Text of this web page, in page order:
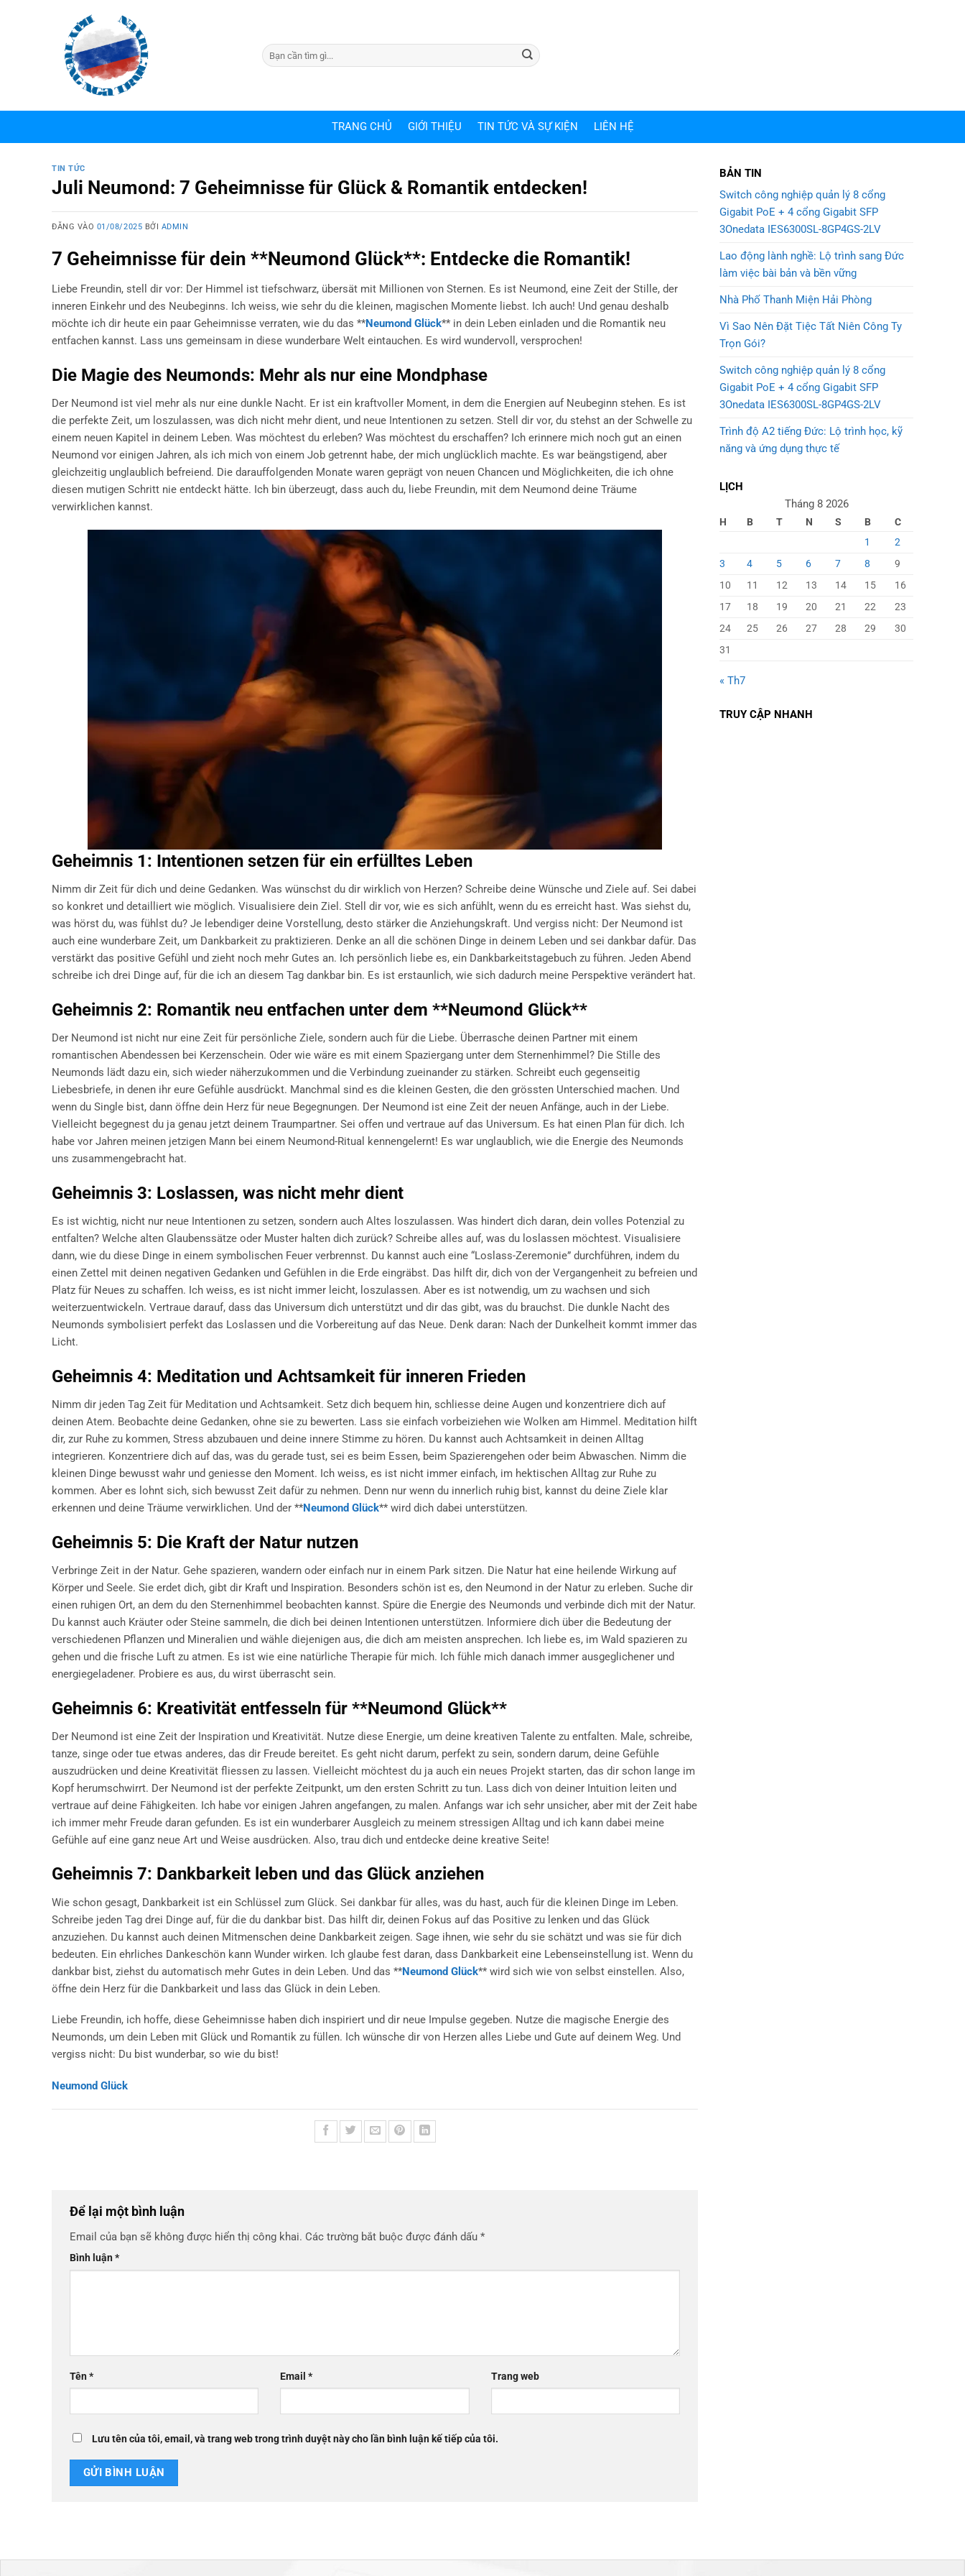
TRANG CHỦ GIỚI THIỆU TIN TỨC VÀ SỰ KIỆN LIÊN HỆ
TIN TỨC
Juli Neumond: 7 Geheimnisse für Glück & Romantik entdecken!
ĐĂNG VÀO 01/08/2025 BỞI ADMIN
7 Geheimnisse für dein **Neumond Glück**: Entdecke die Romantik!
Liebe Freundin, stell dir vor: Der Himmel ist tiefschwarz, übersät mit Millionen von Sternen. Es ist Neumond, eine Zeit der Stille, der
inneren Einkehr und des Neubeginns. Ich weiss, wie sehr du die kleinen, magischen Momente liebst. Ich auch! Und genau deshalb
möchte ich dir heute ein paar Geheimnisse verraten, wie du das **Neumond Glück** in dein Leben einladen und die Romantik neu
entfachen kannst. Lass uns gemeinsam in diese wunderbare Welt eintauchen. Es wird wundervoll, versprochen!
Die Magie des Neumonds: Mehr als nur eine Mondphase
Der Neumond ist viel mehr als nur eine dunkle Nacht. Er ist ein kraftvoller Moment, in dem die Energien auf Neubeginn stehen. Es ist
die perfekte Zeit, um loszulassen, was dich nicht mehr dient, und neue Intentionen zu setzen. Stell dir vor, du stehst an der Schwelle zu
einem neuen Kapitel in deinem Leben. Was möchtest du erleben? Was möchtest du erschaffen? Ich erinnere mich noch gut an einen
Neumond vor einigen Jahren, als ich mich von einem Job getrennt habe, der mich unglücklich machte. Es war beängstigend, aber
gleichzeitig unglaublich befreiend. Die darauffolgenden Monate waren geprägt von neuen Chancen und Möglichkeiten, die ich ohne
diesen mutigen Schritt nie entdeckt hätte. Ich bin überzeugt, dass auch du, liebe Freundin, mit dem Neumond deine Träume
verwirklichen kannst.
Geheimnis 1: Intentionen setzen für ein erfülltes Leben
Nimm dir Zeit für dich und deine Gedanken. Was wünschst du dir wirklich von Herzen? Schreibe deine Wünsche und Ziele auf. Sei dabei
so konkret und detailliert wie möglich. Visualisiere dein Ziel. Stell dir vor, wie es sich anfühlt, wenn du es erreicht hast. Was siehst du,
was hörst du, was fühlst du? Je lebendiger deine Vorstellung, desto stärker die Anziehungskraft. Und vergiss nicht: Der Neumond ist
auch eine wunderbare Zeit, um Dankbarkeit zu praktizieren. Denke an all die schönen Dinge in deinem Leben und sei dankbar dafür. Das
verstärkt das positive Gefühl und zieht noch mehr Gutes an. Ich persönlich liebe es, ein Dankbarkeitstagebuch zu führen. Jeden Abend
schreibe ich drei Dinge auf, für die ich an diesem Tag dankbar bin. Es ist erstaunlich, wie sich dadurch meine Perspektive verändert hat.
Geheimnis 2: Romantik neu entfachen unter dem **Neumond Glück**
Der Neumond ist nicht nur eine Zeit für persönliche Ziele, sondern auch für die Liebe. Überrasche deinen Partner mit einem
romantischen Abendessen bei Kerzenschein. Oder wie wäre es mit einem Spaziergang unter dem Sternenhimmel? Die Stille des
Neumonds lädt dazu ein, sich wieder näherzukommen und die Verbindung zueinander zu stärken. Schreibt euch gegenseitig
Liebesbriefe, in denen ihr eure Gefühle ausdrückt. Manchmal sind es die kleinen Gesten, die den grössten Unterschied machen. Und
wenn du Single bist, dann öffne dein Herz für neue Begegnungen. Der Neumond ist eine Zeit der neuen Anfänge, auch in der Liebe.
Vielleicht begegnest du ja genau jetzt deinem Traumpartner. Sei offen und vertraue auf das Universum. Es hat einen Plan für dich. Ich
habe vor Jahren meinen jetzigen Mann bei einem Neumond-Ritual kennengelernt! Es war unglaublich, wie die Energie des Neumonds
uns zusammengebracht hat.
Geheimnis 3: Loslassen, was nicht mehr dient
Es ist wichtig, nicht nur neue Intentionen zu setzen, sondern auch Altes loszulassen. Was hindert dich daran, dein volles Potenzial zu
entfalten? Welche alten Glaubenssätze oder Muster halten dich zurück? Schreibe alles auf, was du loslassen möchtest. Visualisiere
dann, wie du diese Dinge in einem symbolischen Feuer verbrennst. Du kannst auch eine “Loslass-Zeremonie” durchführen, indem du
einen Zettel mit deinen negativen Gedanken und Gefühlen in die Erde eingräbst. Das hilft dir, dich von der Vergangenheit zu befreien und
Platz für Neues zu schaffen. Ich weiss, es ist nicht immer leicht, loszulassen. Aber es ist notwendig, um zu wachsen und sich
weiterzuentwickeln. Vertraue darauf, dass das Universum dich unterstützt und dir das gibt, was du brauchst. Die dunkle Nacht des
Neumonds symbolisiert perfekt das Loslassen und die Vorbereitung auf das Neue. Denk daran: Nach der Dunkelheit kommt immer das
Licht.
Geheimnis 4: Meditation und Achtsamkeit für inneren Frieden
Nimm dir jeden Tag Zeit für Meditation und Achtsamkeit. Setz dich bequem hin, schliesse deine Augen und konzentriere dich auf
deinen Atem. Beobachte deine Gedanken, ohne sie zu bewerten. Lass sie einfach vorbeiziehen wie Wolken am Himmel. Meditation hilft
dir, zur Ruhe zu kommen, Stress abzubauen und deine innere Stimme zu hören. Du kannst auch Achtsamkeit in deinen Alltag
integrieren. Konzentriere dich auf das, was du gerade tust, sei es beim Essen, beim Spazierengehen oder beim Abwaschen. Nimm die
kleinen Dinge bewusst wahr und geniesse den Moment. Ich weiss, es ist nicht immer einfach, im hektischen Alltag zur Ruhe zu
kommen. Aber es lohnt sich, sich bewusst Zeit dafür zu nehmen. Denn nur wenn du innerlich ruhig bist, kannst du deine Ziele klar
erkennen und deine Träume verwirklichen. Und der **Neumond Glück** wird dich dabei unterstützen.
Geheimnis 5: Die Kraft der Natur nutzen
Verbringe Zeit in der Natur. Gehe spazieren, wandern oder einfach nur in einem Park sitzen. Die Natur hat eine heilende Wirkung auf
Körper und Seele. Sie erdet dich, gibt dir Kraft und Inspiration. Besonders schön ist es, den Neumond in der Natur zu erleben. Suche dir
einen ruhigen Ort, an dem du den Sternenhimmel beobachten kannst. Spüre die Energie des Neumonds und verbinde dich mit der Natur.
Du kannst auch Kräuter oder Steine sammeln, die dich bei deinen Intentionen unterstützen. Informiere dich über die Bedeutung der
verschiedenen Pflanzen und Mineralien und wähle diejenigen aus, die dich am meisten ansprechen. Ich liebe es, im Wald spazieren zu
gehen und die frische Luft zu atmen. Es ist wie eine natürliche Therapie für mich. Ich fühle mich danach immer ausgeglichener und
energiegeladener. Probiere es aus, du wirst überrascht sein.
Geheimnis 6: Kreativität entfesseln für **Neumond Glück**
Der Neumond ist eine Zeit der Inspiration und Kreativität. Nutze diese Energie, um deine kreativen Talente zu entfalten. Male, schreibe,
tanze, singe oder tue etwas anderes, das dir Freude bereitet. Es geht nicht darum, perfekt zu sein, sondern darum, deine Gefühle
auszudrücken und deine Kreativität fliessen zu lassen. Vielleicht möchtest du ja auch ein neues Projekt starten, das dir schon lange im
Kopf herumschwirrt. Der Neumond ist der perfekte Zeitpunkt, um den ersten Schritt zu tun. Lass dich von deiner Intuition leiten und
vertraue auf deine Fähigkeiten. Ich habe vor einigen Jahren angefangen, zu malen. Anfangs war ich sehr unsicher, aber mit der Zeit habe
ich immer mehr Freude daran gefunden. Es ist ein wunderbarer Ausgleich zu meinem stressigen Alltag und ich kann dabei meine
Gefühle auf eine ganz neue Art und Weise ausdrücken. Also, trau dich und entdecke deine kreative Seite!
Geheimnis 7: Dankbarkeit leben und das Glück anziehen
Wie schon gesagt, Dankbarkeit ist ein Schlüssel zum Glück. Sei dankbar für alles, was du hast, auch für die kleinen Dinge im Leben.
Schreibe jeden Tag drei Dinge auf, für die du dankbar bist. Das hilft dir, deinen Fokus auf das Positive zu lenken und das Glück
anzuziehen. Du kannst auch deinen Mitmenschen deine Dankbarkeit zeigen. Sage ihnen, wie sehr du sie schätzt und was sie für dich
bedeuten. Ein ehrliches Dankeschön kann Wunder wirken. Ich glaube fest daran, dass Dankbarkeit eine Lebenseinstellung ist. Wenn du
dankbar bist, ziehst du automatisch mehr Gutes in dein Leben. Und das **Neumond Glück** wird sich wie von selbst einstellen. Also,
öffne dein Herz für die Dankbarkeit und lass das Glück in dein Leben.
Liebe Freundin, ich hoffe, diese Geheimnisse haben dich inspiriert und dir neue Impulse gegeben. Nutze die magische Energie des
Neumonds, um dein Leben mit Glück und Romantik zu füllen. Ich wünsche dir von Herzen alles Liebe und Gute auf deinem Weg. Und
vergiss nicht: Du bist wunderbar, so wie du bist!
Neumond Glück
Để lại một bình luận
Email của bạn sẽ không được hiển thị công khai. Các trường bắt buộc được đánh dấu *
Bình luận*
Tên* Email* Trang web
Lưu tên của tôi, email, và trang web trong trình duyệt này cho lần bình luận kế tiếp của tôi.
BẢN TIN
Switch công nghiệp quản lý 8 cổng
Gigabit PoE + 4 cổng Gigabit SFP
3Onedata IES6300SL-8GP4GS-2LV
Lao động lành nghề: Lộ trình sang Đức
làm việc bài bản và bền vững
Nhà Phố Thanh Miện Hải Phòng
Vì Sao Nên Đặt Tiệc Tất Niên Công Ty
Trọn Gói?
Switch công nghiệp quản lý 8 cổng
Gigabit PoE + 4 cổng Gigabit SFP
3Onedata IES6300SL-8GP4GS-2LV
Trình độ A2 tiếng Đức: Lộ trình học, kỹ
năng và ứng dụng thực tế
LỊCH
Tháng 8 2026
H B T N S B
C
1
2
3
4 5 6 7 8
9
10
11 12 13 14 15
16
17
18 19 20 21 22
23
24
25 26 27 28 29
30
31
« Th7
TRUY CẬP NHANH